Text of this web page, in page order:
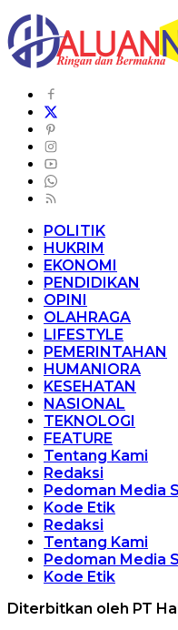
POLITIK
HUKRIM
EKONOMI
PENDIDIKAN
OPINI
OLAHRAGA
LIFESTYLE
PEMERINTAHAN
HUMANIORA
KESEHATAN
NASIONAL
TEKNOLOGI
FEATURE
Tentang Kami
Redaksi
Pedoman Media
Kode Etik
Redaksi
Tentang Kami
Pedoman Media
Kode Etik
Diterbitkan oleh PT